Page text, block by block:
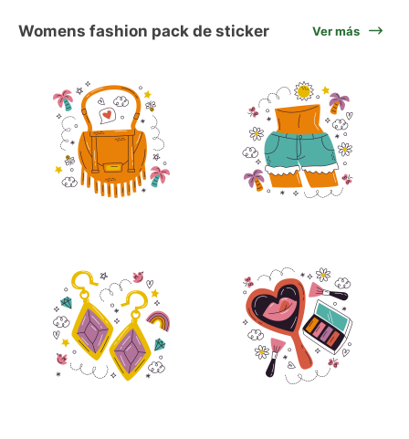
Womens fashion pack de sticker Ver más